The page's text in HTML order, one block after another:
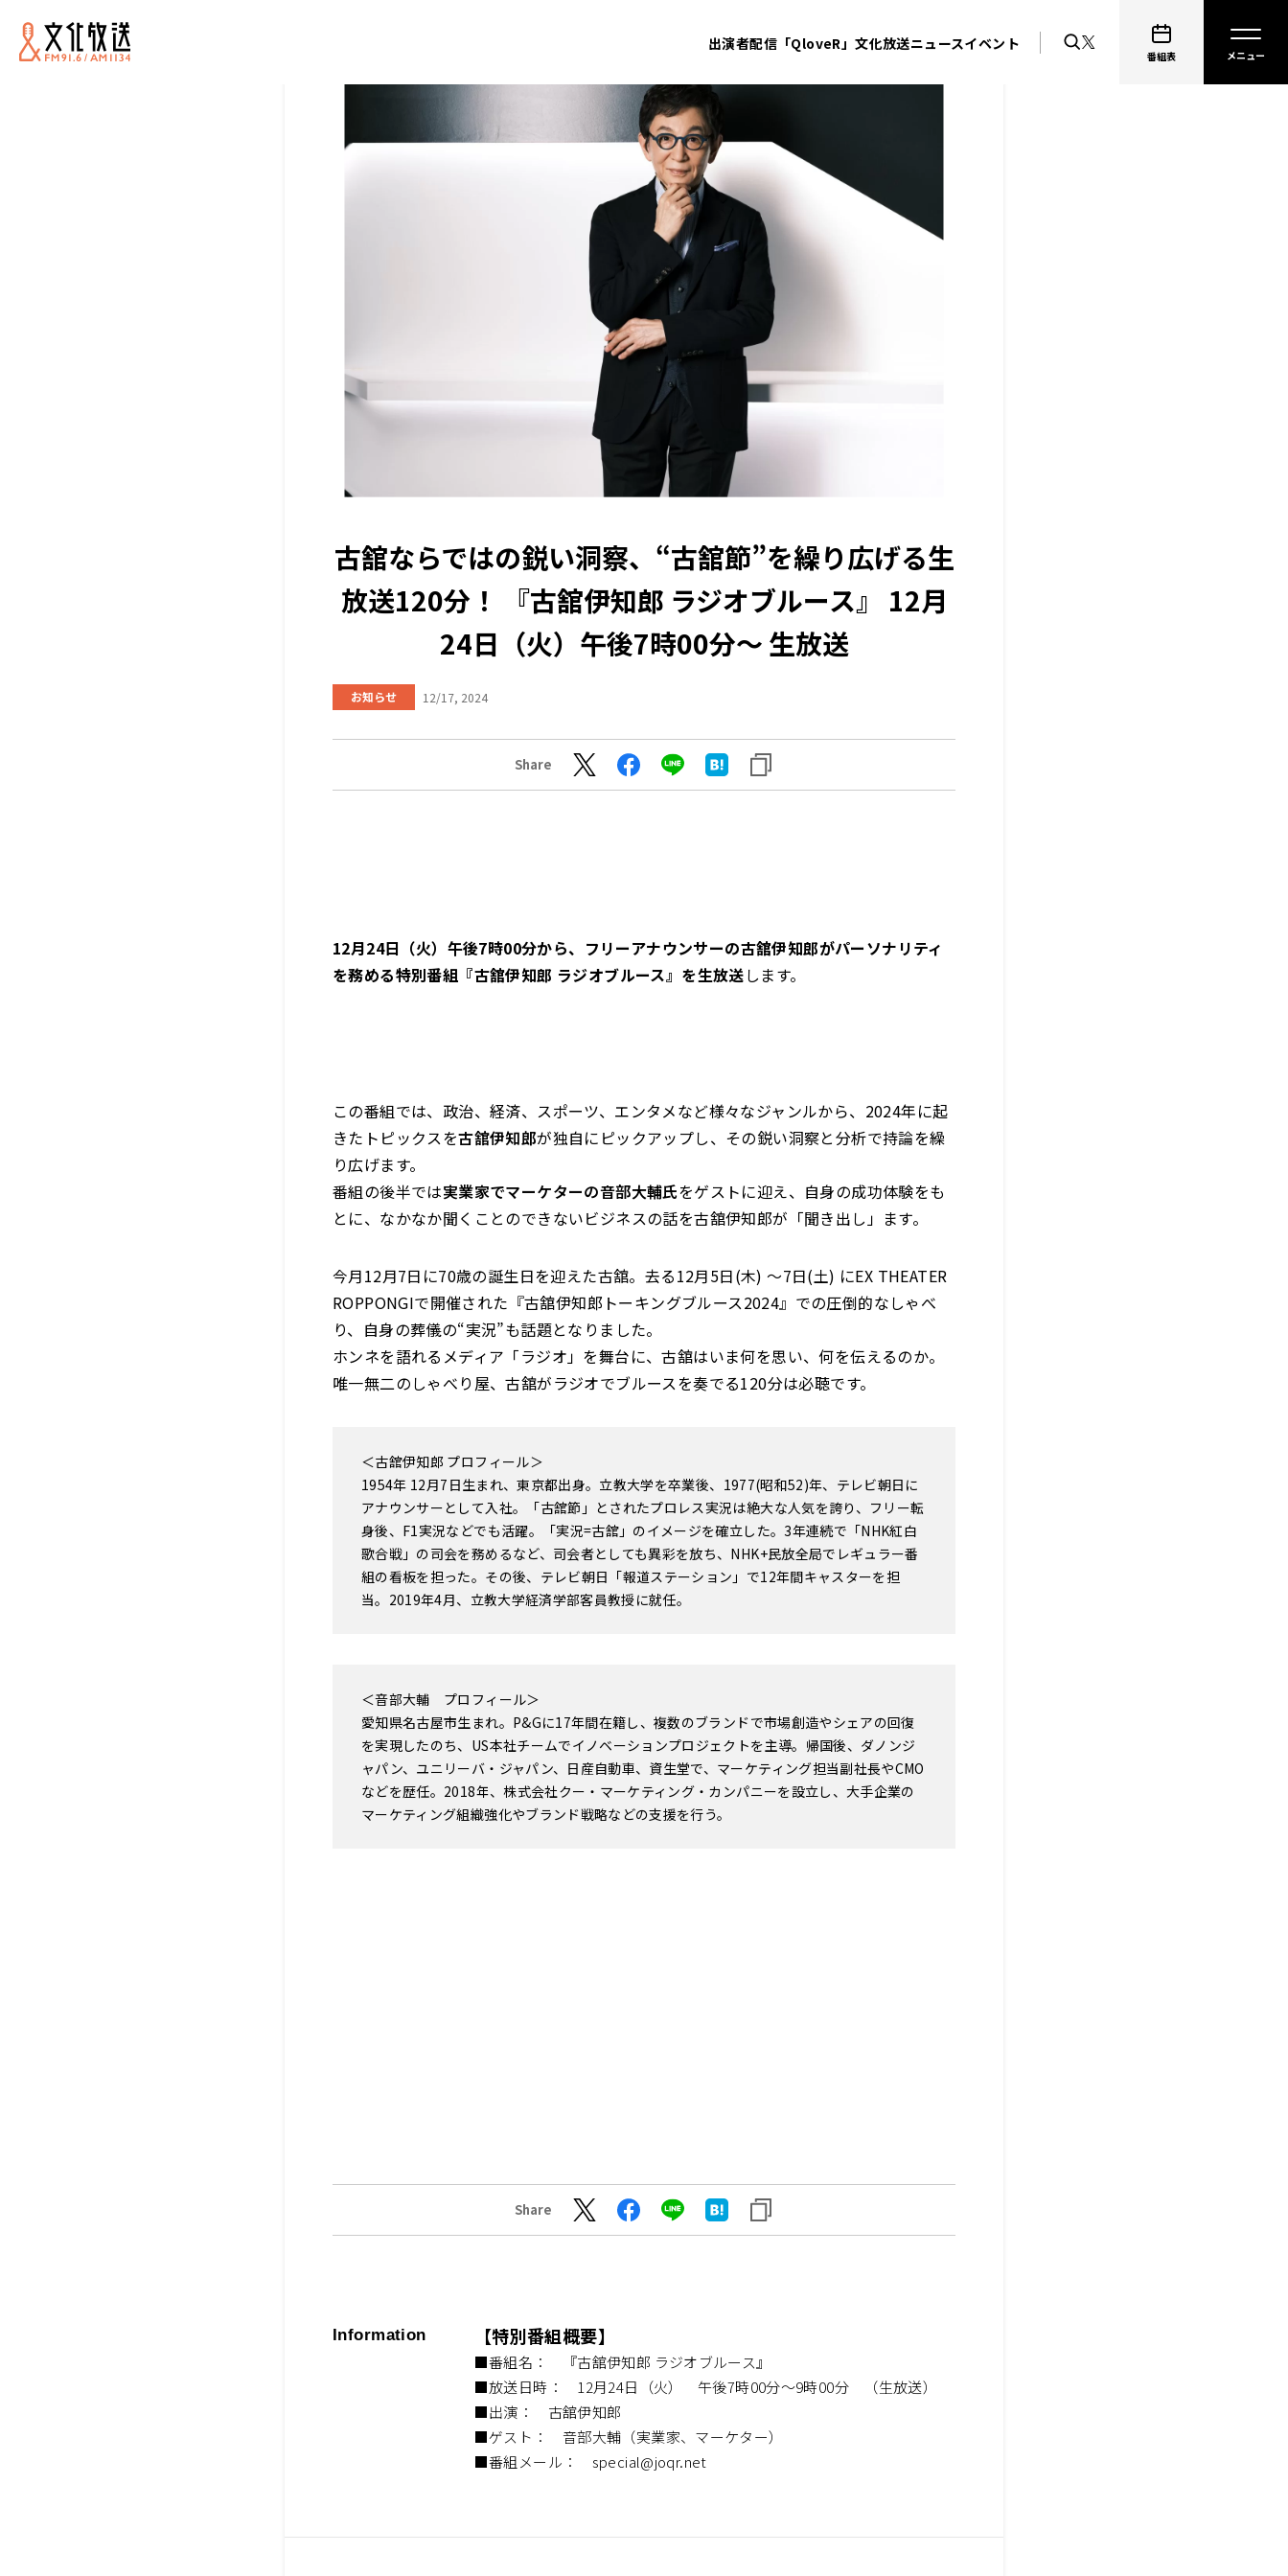
出演者配信「QloveR」文化放送ニュースイベント
番組表
古舘ならではの鋭い洞察、“古舘節”を繰り広げる生
放送120分！ 『古舘伊知郎 ラジオブルース』 12月
24日（火）午後7時00分～ 生放送
お知らせ 12/17, 2024
Share
12月24日（火）午後7時00分から、フリーアナウンサーの古舘伊知郎がパーソナリティ
を務める特別番組『古舘伊知郎 ラジオブルース』を生放送します。
この番組では、政治、経済、スポーツ、エンタメなど様々なジャンルから、2024年に起
きたトピックスを古舘伊知郎が独自にピックアップし、その鋭い洞察と分析で持論を繰
り広げます。
番組の後半では実業家でマーケターの音部大輔氏をゲストに迎え、自身の成功体験をも
とに、なかなか聞くことのできないビジネスの話を古舘伊知郎が「聞き出し」ます。
今月12月7日に70歳の誕生日を迎えた古舘。去る12月5日(木) ～7日(土) にEX THEATER
ROPPONGIで開催された『古舘伊知郎トーキングブルース2024』での圧倒的なしゃべ
り、自身の葬儀の“実況”も話題となりました。
ホンネを語れるメディア「ラジオ」を舞台に、古舘はいま何を思い、何を伝えるのか。
唯一無二のしゃべり屋、古舘がラジオでブルースを奏でる120分は必聴です。
＜古舘伊知郎 プロフィール＞
1954年 12月7日生まれ、東京都出身。立教大学を卒業後、1977(昭和52)年、テレビ朝日に
アナウンサーとして入社。「古舘節」とされたプロレス実況は絶大な人気を誇り、フリー転
身後、F1実況などでも活躍。「実況=古舘」のイメージを確立した。3年連続で「NHK紅白
歌合戦」の司会を務めるなど、司会者としても異彩を放ち、NHK+民放全局でレギュラー番
組の看板を担った。その後、テレビ朝日「報道ステーション」で12年間キャスターを担
当。2019年4月、立教大学経済学部客員教授に就任。
＜音部大輔 プロフィール＞
愛知県名古屋市生まれ。P&Gに17年間在籍し、複数のブランドで市場創造やシェアの回復
を実現したのち、US本社チームでイノベーションプロジェクトを主導。帰国後、ダノンジ
ャパン、ユニリーバ・ジャパン、日産自動車、資生堂で、マーケティング担当副社長やCMO
などを歴任。2018年、株式会社クー・マーケティング・カンパニーを設立し、大手企業の
マーケティング組織強化やブランド戦略などの支援を行う。
Share
Information 【特別番組概要】
■番組名： 『古舘伊知郎 ラジオブルース』
■放送日時： 12月24日（火） 午後7時00分～9時00分 （生放送）
■出演： 古舘伊知郎
■ゲスト： 音部大輔（実業家、マーケター）
■番組メール： special@joqr.net